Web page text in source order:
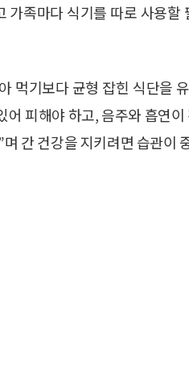
가족마다 식기를 따로 사용할
먹기보다 균형 잡힌 식단을
피해야 하고, 음주와 흡연
간 건강을 지키려면 습관이